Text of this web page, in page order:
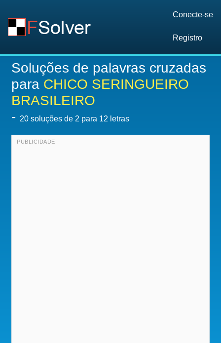
Conecte-se
Registro
Soluções de palavras cruzadas
para CHICO SERINGUEIRO
BRASILEIRO
- 20 soluções de 2 para 12 letras